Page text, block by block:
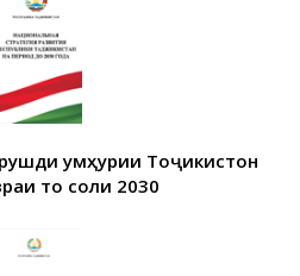
Ҷумҳурии Тоҷикистон
то соли 2030